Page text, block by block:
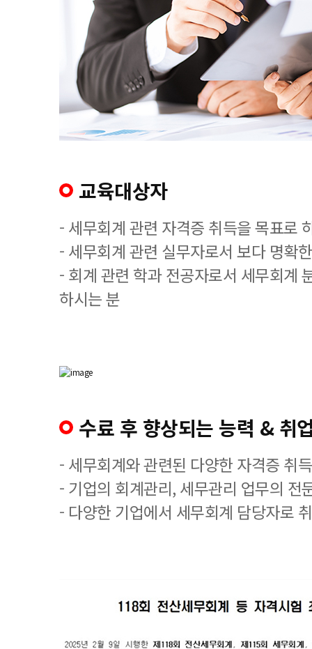
교육대상자
- 세무회계 관련 자격증 취득을 목표로
- 세무회계 관련 실무자로서 보다 명확
- 회계 관련 학과 전공자로서 세무회계
하시는 분
수료 후 향상되는 능력 & 취
- 세무회계와 관련된 다양한 자격증 취
- 기업의 회계관리, 세무관리 업무의 전
- 다양한 기업에서 세무회계 담당자로